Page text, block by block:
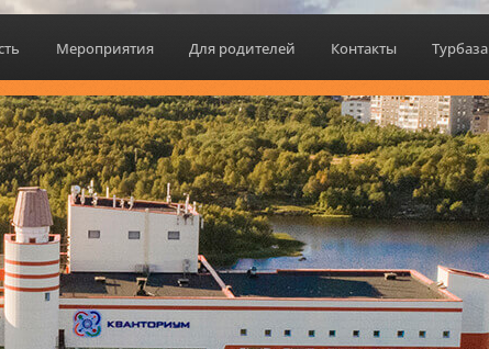
Мероприятия Для родителей Контакты Турбаза